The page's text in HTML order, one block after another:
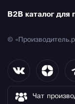
B2B каталог
©
Чат